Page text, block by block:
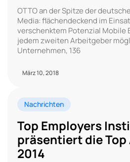
OTTO an der Spitze der
Media: flächendeckend im
verschenktem Potenzial Mobile
jedem zweiten Arbeitgeber
Unternehmen, 136
März 10, 2018
Nachrichten
Top Employers
präsentiert die
2014